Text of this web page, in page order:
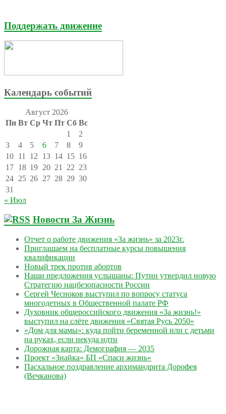
Поддержать движение
Календарь событий
Август 2026
Пн Вт Ср Чт Пт Сб Вс
1
2
3
4 5 6 7 8
9
10 11 12 13 14 15 16
17 18 19 20 21 22 23
24 25 26 27 28 29 30
31
« Июл
Новости За Жизнь
Отчет о работе движения «За жизнь» за 2023г.
Приглашаем на бесплатные курсы повышения
квалификации
Новый трек против абортов
Наши предложения услышаны: Путин утвердил новую
Стратегию нацбезопасности России
Сергей Чесноков выступил по вопросу статуса
многодетных в Общественной палате РФ
Духовник общероссийского движения «За жизнь!»
выступил на слёте движения «Святая Русь 2050»
«Дом для мамы»: куда пойти беременной или с детьми
на руках, если некуда идти
Дорожная карта: Демография — 2035
Проект «Знайка» БП «Спаси жизнь»
Пасхальное поздравление архимандрита Дорофея
(Вечканова)